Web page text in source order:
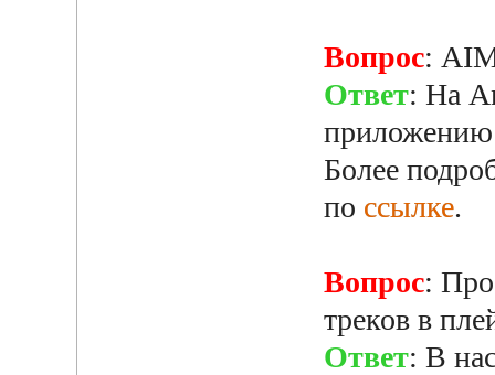
Вопрос:
Ответ: На
приложению
Более
по ссылке.
Вопрос:
треков в
Ответ: В